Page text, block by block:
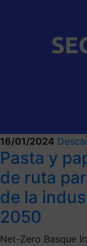
16/01/2024
Pasta y
de ruta
de la
2050
Net-Zero Basque